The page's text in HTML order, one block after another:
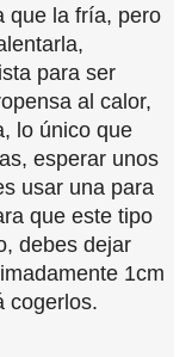
que la fría, pero
para ser
al calor,
lo único que
esperar unos
usar una para
que este tipo
debes dejar
1cm
cogerlos.